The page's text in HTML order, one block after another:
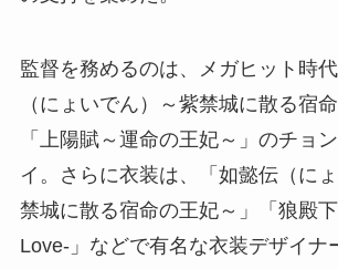
監督を務めるのは、メガヒット時
（にょいでん）～紫禁城に散る宿命
「上陽賦～運命の王妃～」のチョ
イ。さらに衣装は、「如懿伝（に
禁城に散る宿命の王妃～」「狼殿
Love-」などで有名な衣装デザイナ